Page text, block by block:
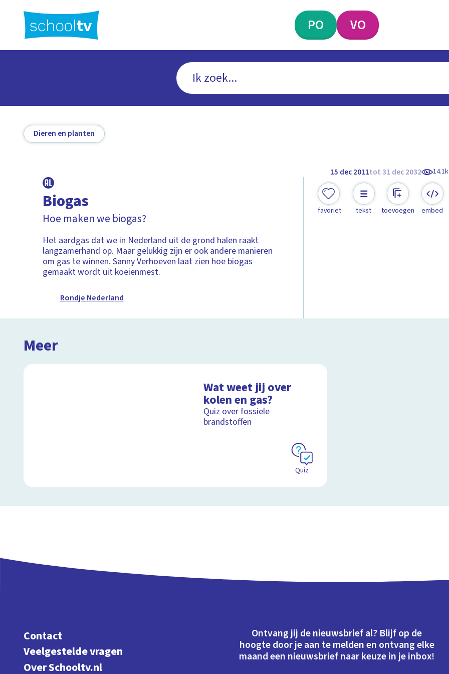
hoofdinhoud
PO VO
Dieren en planten
15 dec 2011tot 31 dec 2032 14.1k
Biogas
Hoe maken we biogas?
Het aardgas dat we in Nederland uit de grond halen raakt
langzamerhand op. Maar gelukkig zijn er ook andere manieren
om gas te winnen. Sanny Verhoeven laat zien hoe biogas
gemaakt wordt uit koeienmest.
Rondje Nederland
favoriet tekst toevoegen embed
Meer
Wat weet jij over
kolen en gas?
Quiz over fossiele
brandstoffen
Quiz
Contact
Veelgestelde vragen
Over Schooltv.nl
Ontvang jij de nieuwsbrief al? Blijf op de
hoogte door je aan te melden en ontvang elke
maand een nieuwsbrief naar keuze in je inbox!